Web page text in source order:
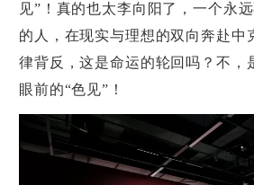
见”！真的也太李向阳了，一个永
的人，在现实与理想的双向奔赴中
律背反，这是命运的轮回吗？不，
眼前的“色见”！